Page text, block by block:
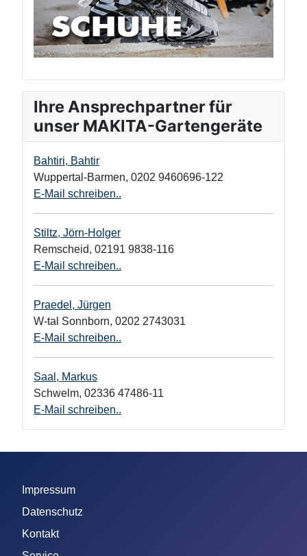
Ihre Ansprechpartner für
unser MAKITA-Gartengeräte
Bahtiri, Bahtir
Wuppertal-Barmen, 0202 9460696-122
E-Mail schreiben..
Stiltz, Jörn-Holger
Remscheid, 02191 9838-116
E-Mail schreiben..
Praedel, Jürgen
W-tal Sonnborn, 0202 2743031
E-Mail schreiben..
Saal, Markus
Schwelm, 02336 47486-11
E-Mail schreiben..
Impressum
Datenschutz
Kontakt